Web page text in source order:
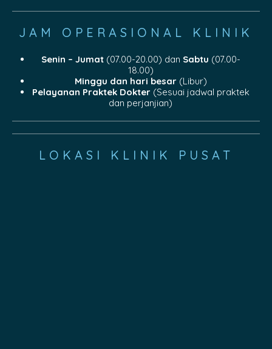
JAM OPERASIONAL KLINIK
Senin – Jumat(07.00-20.00) dan Sabtu (07.00-
18.00)
Minggu dan hari besar(Libur)
Pelayanan Praktek Dokter(Sesuai jadwal praktek
dan perjanjian)
LOKASI KLINIK PUSAT